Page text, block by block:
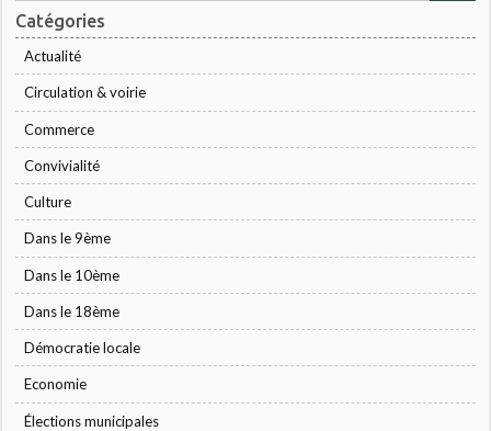
Catégories
Actualité
Circulation & voirie
Commerce
Convivialité
Culture
Dans le 9ème
Dans le 10ème
Dans le 18ème
Démocratie locale
Economie
Élections municipales